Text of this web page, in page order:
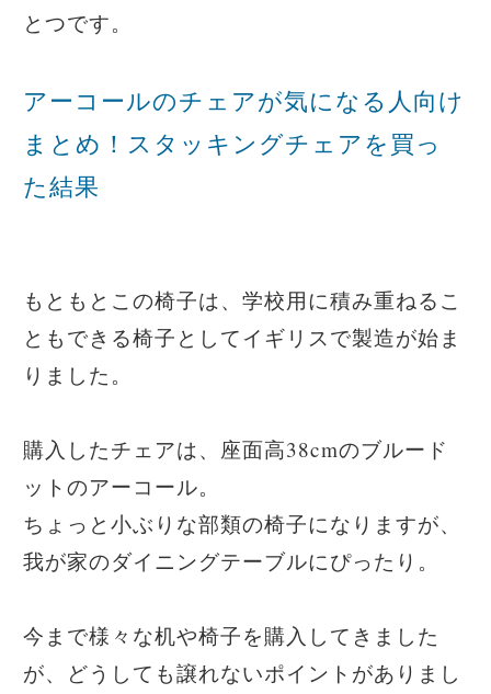
とつです。
アーコールのチェアが気になる人向け
まとめ！スタッキングチェアを買っ
た結果
もともとこの椅子は、学校用に積み重ねるこ
ともできる椅子としてイギリスで製造が始ま
りました。
購入したチェアは、座面高38cmのブルード
ットのアーコール。
ちょっと小ぶりな部類の椅子になりますが、
我が家のダイニングテーブルにぴったり。
今まで様々な机や椅子を購入してきました
が、どうしても譲れないポイントがありまし